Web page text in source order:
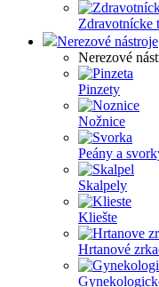
Zdravotnícke
Nerezové nástroje
Nerezové
Pinzety
Nožnice
Peány a
Skalpely
Kliešte
Hrtanové